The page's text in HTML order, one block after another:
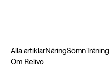
Alla artiklarNäringSömnTräning
Om Relivo